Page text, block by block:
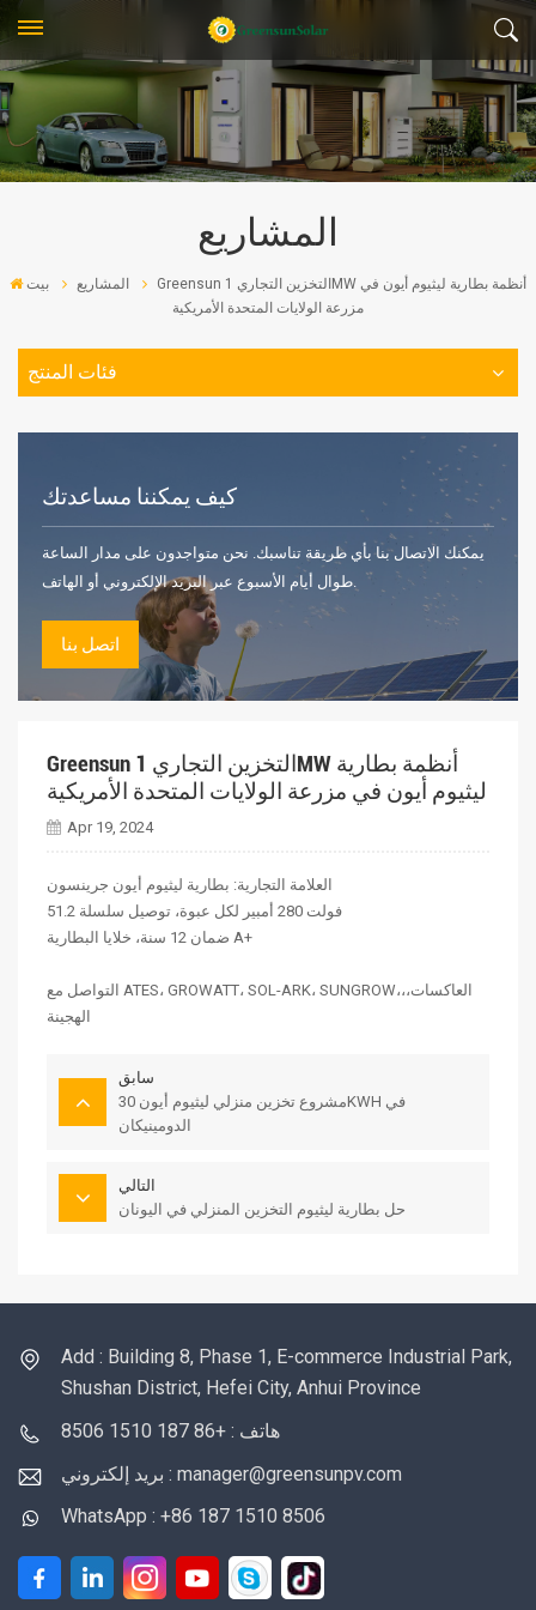
المشاريع
بيت المشاريع
Greensun التخزين التجاري 1MW أنظمة بطارية ليثيوم أيون في
مزرعة الولايات المتحدة الأمريكية
فئات المنتج
كيف يمكننا مساعدتك
يمكنك الاتصال بنا بأي طريقة تناسبك. نحن متواجدون على مدار الساعة
طوال أيام الأسبوع عبر البريد الإلكتروني أو الهاتف.
اتصل بنا
Greensun التخزين التجاري 1MW أنظمة بطارية
ليثيوم أيون في مزرعة الولايات المتحدة الأمريكية
Apr 19, 2024
العلامة التجارية: بطارية ليثيوم أيون جرينسون
51.2 فولت 280 أمبير لكل عبوة، توصيل سلسلة
ضمان 12 سنة، خلايا البطارية A+
التواصل مع ATES، GROWATT، SOL-ARK، SUNGROW،،،العاكسات
الهجينة
سابق
مشروع تخزين منزلي ليثيوم أيون 30KWH في
الدومينيكان
التالي
حل بطارية ليثيوم التخزين المنزلي في اليونان
Add : Building 8, Phase 1, E-commerce Industrial Park,
Shushan District, Hefei City, Anhui Province
هاتف : +86 187 1510 8506
بريد إلكتروني : manager@greensunpv.com
WhatsApp : +86 187 1510 8506